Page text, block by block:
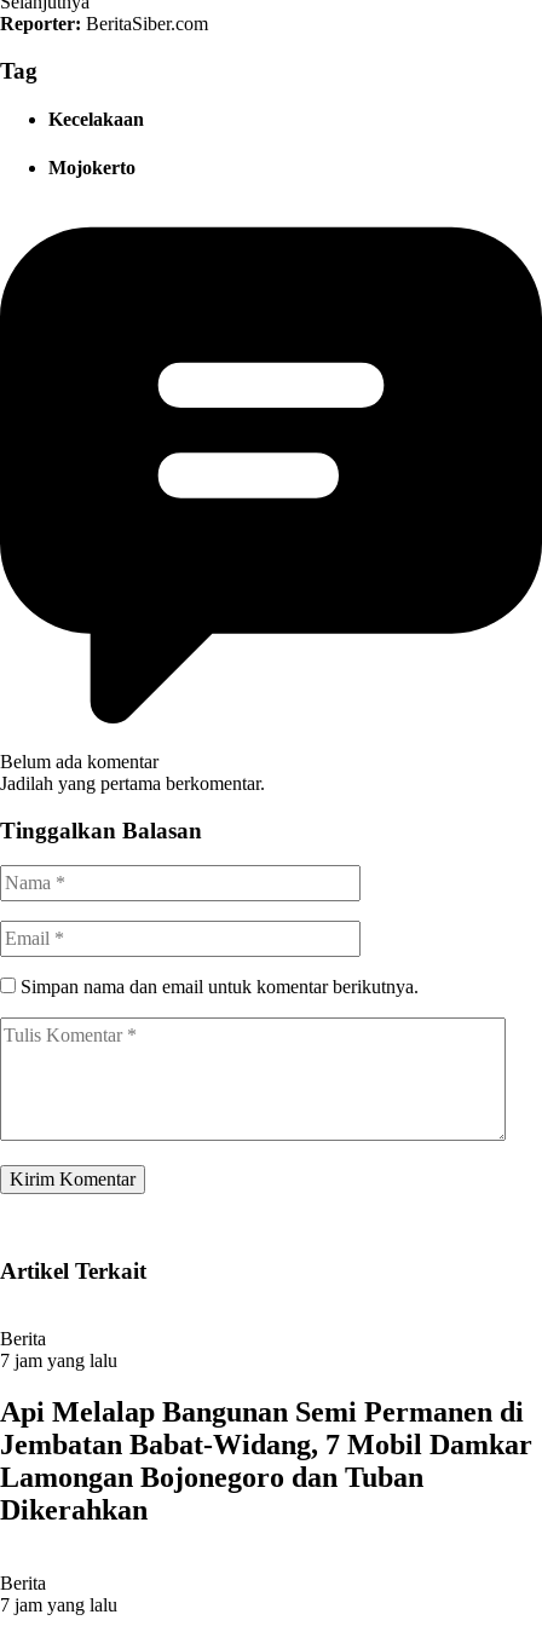
Reporter: BeritaSiber.com
Tag
Kecelakaan
Mojokerto
Belum ada komentar
Jadilah yang pertama berkomentar.
Tinggalkan Balasan
Simpan nama dan email untuk komentar berikutnya.
Artikel Terkait
Berita
7 jam yang lalu
Api Melalap Bangunan Semi Permanen di
Jembatan Babat-Widang, 7 Mobil Damkar
Lamongan Bojonegoro dan Tuban
Dikerahkan
Berita
7 jam yang lalu